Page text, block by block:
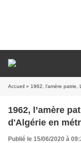
Accueil » 1962, l’amère patrie,
1962, l’amère
d'Algérie en
Publié le 15/06/2020 à